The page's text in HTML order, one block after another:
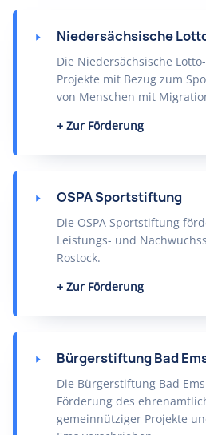
Niedersächsische
Die Niedersächsische
Projekte mit Bezug zum
von Menschen mit
Zur Förderung
OSPA Sportstiftung
Die OSPA Sportstiftung
Leistungs- und
Rostock.
Zur Förderung
Bürgerstiftung Bad
Die Bürgerstiftung Bad
Förderung des
gemeinnütziger Projekte